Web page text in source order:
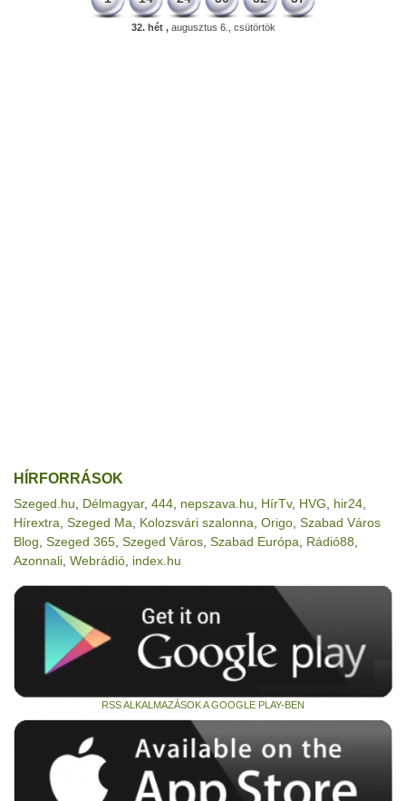
32. hét ,augusztus 6., csütörtök
HÍRFORRÁSOK
Szeged.hu Délmagyar, 444 nepszava.hu HírTv, HVG hir24
Hírextra Szeged Ma Kolozsvári szalonna Origo Szabad Város
Blog Szeged 365 Szeged Város Szabad Európa Rádió88
Azonnali Webrádió index.hu
RSS ALKALMAZÁSOK A GOOGLE PLAY-BEN